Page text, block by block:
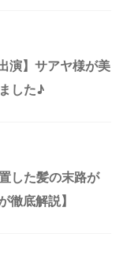
演】サアヤ様が美
した♪
した髪の末路が
徹底解説】